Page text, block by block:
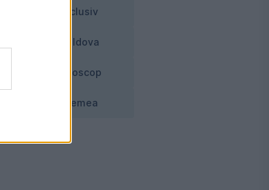
Exclusiv
Moldova
Horoscop
Vremea